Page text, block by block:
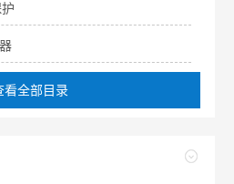
看全部目录